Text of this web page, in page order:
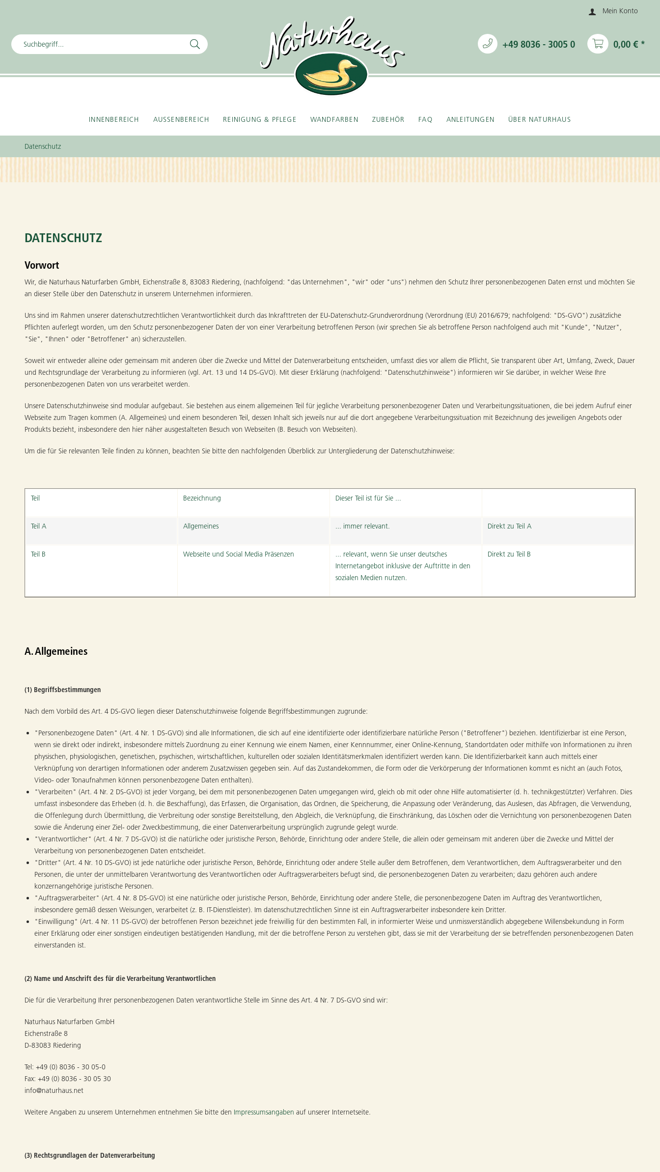
Mein Konto
+49 8036 - 3005 0 0,00 € *
INNENBEREICH AUSSENBEREICH REINIGUNG & PFLEGE WANDFARBEN ZUBEHÖR FAQ ANLEITUNGEN ÜBER NATURHAUS
Datenschutz
DATENSCHUTZ
Vorwort
Wir, die Naturhaus Naturfarben GmbH, Eichenstraße 8, 83083 Riedering, (nachfolgend: "das Unternehmen", "wir" oder "uns") nehmen den Schutz Ihrer personenbezogenen Daten ernst und möchten Sie
an dieser Stelle über den Datenschutz in unserem Unternehmen informieren.
Uns sind im Rahmen unserer datenschutzrechtlichen Verantwortlichkeit durch das Inkrafttreten der EU-Datenschutz-Grundverordnung (Verordnung (EU) 2016/679; nachfolgend: "DS-GVO") zusätzliche
Pflichten auferlegt worden, um den Schutz personenbezogener Daten der von einer Verarbeitung betroffenen Person (wir sprechen Sie als betroffene Person nachfolgend auch mit "Kunde", "Nutzer",
"Sie", "Ihnen" oder "Betroffener" an) sicherzustellen.
Soweit wir entweder alleine oder gemeinsam mit anderen über die Zwecke und Mittel der Datenverarbeitung entscheiden, umfasst dies vor allem die Pflicht, Sie transparent über Art, Umfang, Zweck, Dauer
und Rechtsgrundlage der Verarbeitung zu informieren (vgl. Art. 13 und 14 DS-GVO). Mit dieser Erklärung (nachfolgend: "Datenschutzhinweise") informieren wir Sie darüber, in welcher Weise Ihre
personenbezogenen Daten von uns verarbeitet werden.
Unsere Datenschutzhinweise sind modular aufgebaut. Sie bestehen aus einem allgemeinen Teil für jegliche Verarbeitung personenbezogener Daten und Verarbeitungssituationen, die bei jedem Aufruf einer
Webseite zum Tragen kommen (A. Allgemeines) und einem besonderen Teil, dessen Inhalt sich jeweils nur auf die dort angegebene Verarbeitungssituation mit Bezeichnung des jeweiligen Angebots oder
Produkts bezieht, insbesondere den hier näher ausgestalteten Besuch von Webseiten (B. Besuch von Webseiten).
Um die für Sie relevanten Teile finden zu können, beachten Sie bitte den nachfolgenden Überblick zur Untergliederung der Datenschutzhinweise:
Teil Bezeichnung Dieser Teil ist für Sie ...
Teil A Allgemeines ... immer relevant. Direkt zu Teil A
Teil B Webseite und Social Media Präsenzen
... relevant, wenn Sie unser deutsches
Internetangebot inklusive der Auftritte in den
sozialen Medien nutzen.
Direkt zu Teil B
A. Allgemeines
(1) Begriffsbestimmungen
Nach dem Vorbild des Art. 4 DS-GVO liegen dieser Datenschutzhinweise folgende Begriffsbestimmungen zugrunde:
"Personenbezogene Daten" (Art. 4 Nr. 1 DS-GVO) sind alle Informationen, die sich auf eine identifizierte oder identifizierbare natürliche Person ("Betroffener") beziehen. Identifizierbar ist eine Person,
wenn sie direkt oder indirekt, insbesondere mittels Zuordnung zu einer Kennung wie einem Namen, einer Kennnummer, einer Online-Kennung, Standortdaten oder mithilfe von Informationen zu ihren
physischen, physiologischen, genetischen, psychischen, wirtschaftlichen, kulturellen oder sozialen Identitätsmerkmalen identifiziert werden kann. Die Identifizierbarkeit kann auch mittels einer
Verknüpfung von derartigen Informationen oder anderem Zusatzwissen gegeben sein. Auf das Zustandekommen, die Form oder die Verkörperung der Informationen kommt es nicht an (auch Fotos,
Video- oder Tonaufnahmen können personenbezogene Daten enthalten).
"Verarbeiten" (Art. 4 Nr. 2 DS-GVO) ist jeder Vorgang, bei dem mit personenbezogenen Daten umgegangen wird, gleich ob mit oder ohne Hilfe automatisierter (d. h. technikgestützter) Verfahren. Dies
umfasst insbesondere das Erheben (d. h. die Beschaffung), das Erfassen, die Organisation, das Ordnen, die Speicherung, die Anpassung oder Veränderung, das Auslesen, das Abfragen, die Verwendung,
die Offenlegung durch Übermittlung, die Verbreitung oder sonstige Bereitstellung, den Abgleich, die Verknüpfung, die Einschränkung, das Löschen oder die Vernichtung von personenbezogenen Daten
sowie die Änderung einer Ziel- oder Zweckbestimmung, die einer Datenverarbeitung ursprünglich zugrunde gelegt wurde.
"Verantwortlicher" (Art. 4 Nr. 7 DS-GVO) ist die natürliche oder juristische Person, Behörde, Einrichtung oder andere Stelle, die allein oder gemeinsam mit anderen über die Zwecke und Mittel der
Verarbeitung von personenbezogenen Daten entscheidet.
"Dritter" (Art. 4 Nr. 10 DS-GVO) ist jede natürliche oder juristische Person, Behörde, Einrichtung oder andere Stelle außer dem Betroffenen, dem Verantwortlichen, dem Auftragsverarbeiter und den
Personen, die unter der unmittelbaren Verantwortung des Verantwortlichen oder Auftragsverarbeiters befugt sind, die personenbezogenen Daten zu verarbeiten; dazu gehören auch andere
konzernangehörige juristische Personen.
"Auftragsverarbeiter" (Art. 4 Nr. 8 DS-GVO) ist eine natürliche oder juristische Person, Behörde, Einrichtung oder andere Stelle, die personenbezogene Daten im Auftrag des Verantwortlichen,
insbesondere gemäß dessen Weisungen, verarbeitet (z. B. IT-Dienstleister). Im datenschutzrechtlichen Sinne ist ein Auftragsverarbeiter insbesondere kein Dritter.
"Einwilligung" (Art. 4 Nr. 11 DS-GVO) der betroffenen Person bezeichnet jede freiwillig für den bestimmten Fall, in informierter Weise und unmissverständlich abgegebene Willensbekundung in Form
einer Erklärung oder einer sonstigen eindeutigen bestätigenden Handlung, mit der die betroffene Person zu verstehen gibt, dass sie mit der Verarbeitung der sie betreffenden personenbezogenen Daten
einverstanden ist.
(2) Name und Anschrift des für die Verarbeitung Verantwortlichen
Die für die Verarbeitung Ihrer personenbezogenen Daten verantwortliche Stelle im Sinne des Art. 4 Nr. 7 DS-GVO sind wir:
Naturhaus Naturfarben GmbH
Eichenstraße 8
D-83083 Riedering
Tel: +49 (0) 8036 - 30 05-0
Fax: +49 (0) 8036 - 30 05 30
info@naturhaus.net
Weitere Angaben zu unserem Unternehmen entnehmen Sie bitte den Impressumsangaben auf unserer Internetseite.
(3) Rechtsgrundlagen der Datenverarbeitung